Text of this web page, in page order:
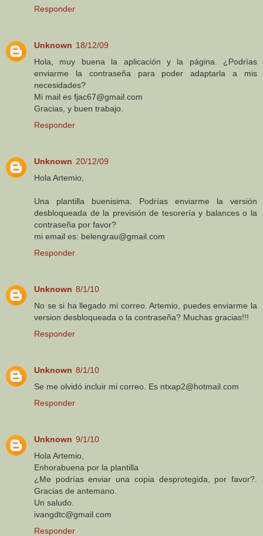
Responder
Unknown 18/12/09
Hola, muy buena la aplicación y la página. ¿Podrías
enviarme la contraseña para poder adaptarla a mis
necesidades?
Mi mail es fjac67@gmail.com
Gracias, y buen trabajo.
Responder
Unknown 20/12/09
Hola Artemio,
Una plantilla buenisima. Podrías enviarme la versión
desbloqueada de la previsión de tesorería y balances o la
contraseña por favor?
mi email es: belengrau@gmail.com
Responder
Unknown 8/1/10
No se si ha llegado mi correo. Artemio, puedes enviarme la
version desbloqueada o la contraseña? Muchas gracias!!!
Responder
Unknown 8/1/10
Se me olvidó incluir mi correo. Es ntxap2@hotmail.com
Responder
Unknown 9/1/10
Hola Artemio,
Enhorabuena por la plantilla
¿Me podrías enviar una copia desprotegida, por favor?.
Gracias de antemano.
Un saludo.
ivangdtc@gmail.com
Responder